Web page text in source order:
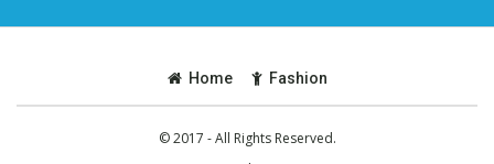
Home Fashion
© 2017 - All Rights Reserved.